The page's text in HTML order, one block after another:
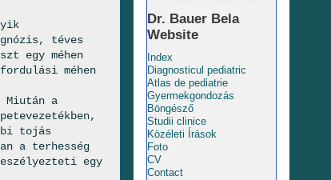
téves
egy méhen
méhen
Miután a
tojás
a terhesség
egy
Dr. Bauer Bela
Website
Index
Diagnosticul pediatric
Atlas de pediatrie
Gyermekgondozás
Böngésző
Studii clinice
Közéleti Írások
Foto
CV
Contact